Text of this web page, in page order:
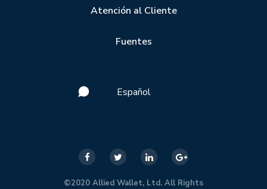
Atención al Cliente
Fuentes
Español
©2020 Allied Wallet, Ltd. All Rights